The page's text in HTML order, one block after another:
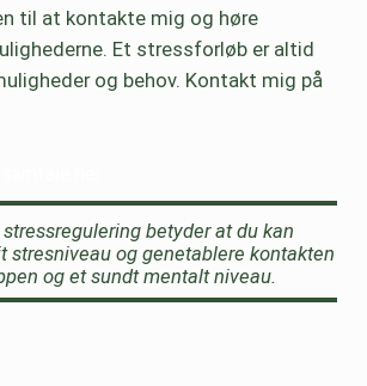
til at kontakte mig og høre
Et stressforløb er altid
og behov. Kontakt mig på
betyder at du kan
stresniveau og genetablere kontakten
og et sundt mentalt niveau.